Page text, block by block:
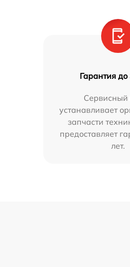
Гарантия до
Сервисный
устанавливает
запчасти
предоставляет
лет.